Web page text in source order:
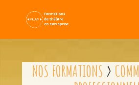
NOS FORMATIONS >